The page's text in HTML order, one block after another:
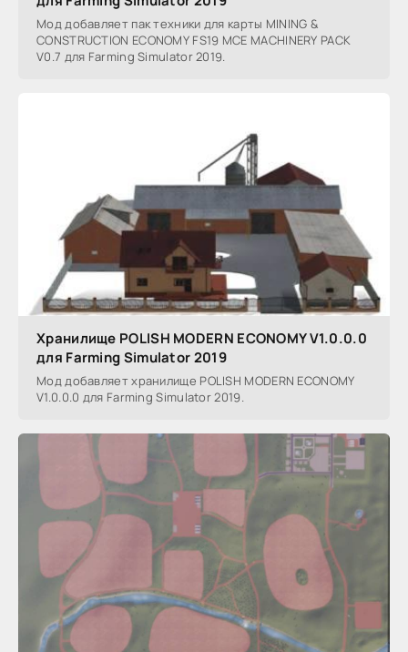
Мод добавляет пак техники для карты MINING &
CONSTRUCTION ECONOMY FS19 MCE MACHINERY PACK
V0.7 для Farming Simulator 2019.
Хранилище POLISH MODERN ECONOMY V1.0.0.0
для Farming Simulator 2019
Мод добавляет хранилище POLISH MODERN ECONOMY
V1.0.0.0 для Farming Simulator 2019.